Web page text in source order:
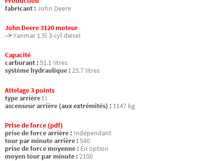
fabricant :John Deere
John Deere 3120 moteur
–>Yanmar 1.5l 3-cyl diesel
Capacité
carburant :51.1 litres
système hydraulique :25.7 litres
Attelage 3 points
type arrière : I
ascenseur arrière (aux extrémités) : 1147 kg
Prise de force (pdf)
prise de force arrière : Indépendant
tour par minute arrière :540
prise de force moyenne : En option
moyen tour par minute :2100